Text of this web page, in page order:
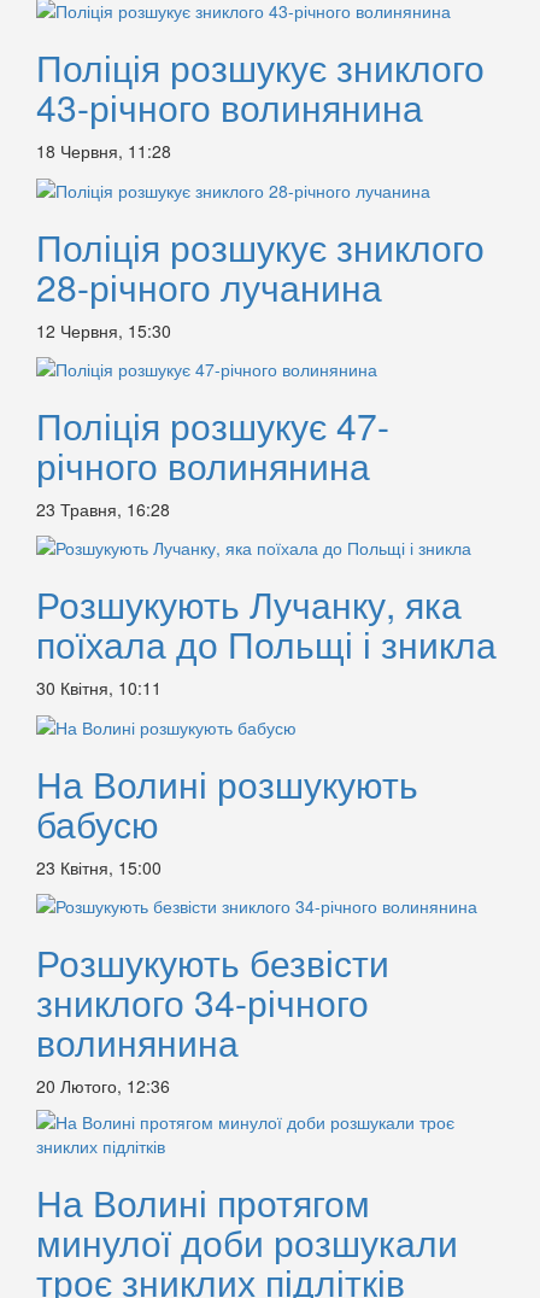
Поліція розшукує зниклого
43-річного волинянина
18 Червня, 11:28
Поліція розшукує зниклого
28-річного лучанина
12 Червня, 15:30
Поліція розшукує 47-
річного волинянина
23 Травня, 16:28
Розшукують Лучанку, яка
поїхала до Польщі і зникла
30 Квітня, 10:11
На Волині розшукують
бабусю
23 Квітня, 15:00
Розшукують безвісти
зниклого 34-річного
волинянина
20 Лютого, 12:36
На Волині протягом
минулої доби розшукали
троє зниклих підлітків